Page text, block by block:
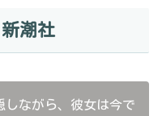
潮社
しながら、彼女は今で